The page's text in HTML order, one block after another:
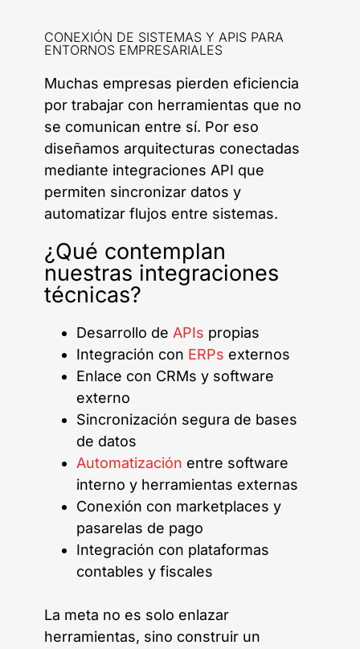
CONEXIÓN DE SISTEMAS Y APIS PARA
ENTORNOS EMPRESARIALES
Muchas empresas pierden eficiencia
por trabajar con herramientas que no
se comunican entre sí. Por eso
diseñamos arquitecturas conectadas
mediante integraciones API que
permiten sincronizar datos y
automatizar flujos entre sistemas.
¿Qué contemplan
nuestras integraciones
técnicas?
Desarrollo de APIs propias
Integración con ERPs externos
Enlace con CRMs y software
externo
Sincronización segura de bases
de datos
Automatización entre software
interno y herramientas externas
Conexión con marketplaces y
pasarelas de pago
Integración con plataformas
contables y fiscales
La meta no es solo enlazar
herramientas, sino construir un